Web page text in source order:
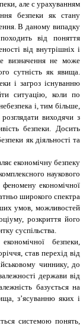
але с урахуванням
безпеки як стану
В даному випадку
від поняття
від внутрішніх і
визначення не може
сутність як явища.
і загроз існуванню
ситуацію, коли по
і, тим більше,
виходячи з
безпеки. Досить
як діяльності та
економічну безпеку
наукового
економічної
широкого спектра
умов, можливостей
розкриття його
суспільства.
безпеки,
став перехід від
чиннику, до
держави від
базується на
з’ясуванню яких і
системою понять,